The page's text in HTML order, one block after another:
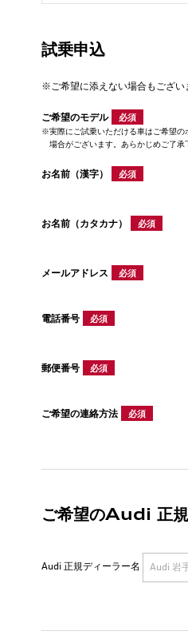
試乗申込
※ご希望に添えない場合もござい
ご希望のモデル 必須
実際にご試乗いただける車はご希望の
場合がございます。あらかじめご了承
お名前（漢字） 必須
お名前（カタカナ） 必須
メールアドレス 必須
電話番号 必須
郵便番号 必須
ご希望の連絡方法 必須
ご希望のAudi 正
Audi 正規ディーラー名